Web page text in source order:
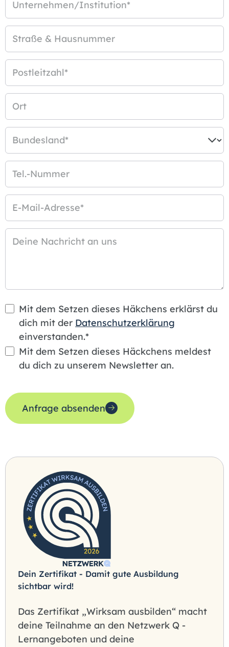
Unternehmen/Institution*
Straße & Hausnummer
Postleitzahl*
Ort
Bundesland*
Tel.-Nummer
E-Mail-Adresse*
Deine Nachricht an uns
Mit dem Setzen dieses Häkchens erklärst du
dich mit der Datenschutzerklärung
einverstanden.*
Mit dem Setzen dieses Häckchens meldest
du dich zu unserem Newsletter an.
Anfrage absenden
Dein Zertifikat - Damit gute Ausbildung
sichtbar wird!
Das Zertifikat „Wirksam ausbilden“ macht
deine Teilnahme an den Netzwerk Q -
Lernangeboten und deine